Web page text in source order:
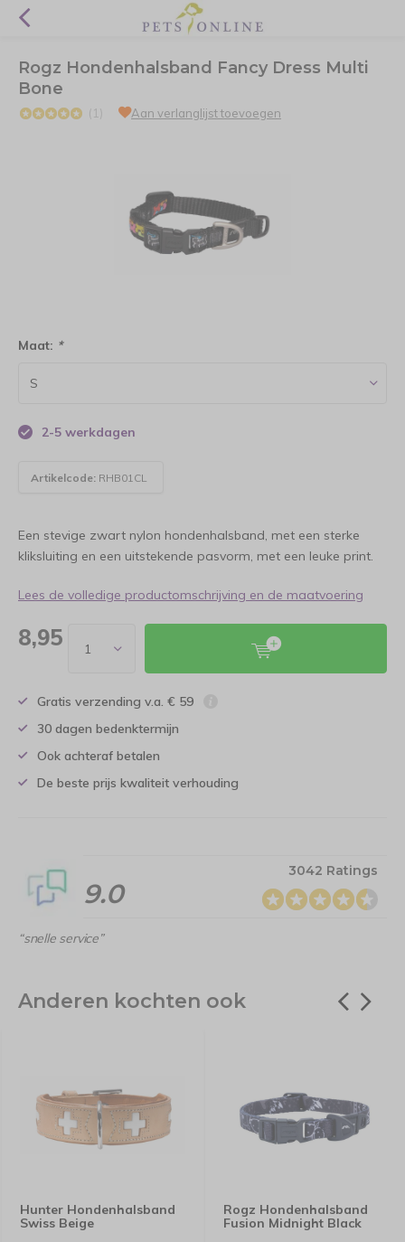
Rogz Hondenhalsband Fancy Dress Multi
Bone
(1) Aan verlanglijst toevoegen
Maat: *
2-5 werkdagen
Artikelcode: RHB01CL
Een stevige zwart nylon hondenhalsband, met een sterke
kliksluiting en een uitstekende pasvorm, met een leuke print.
Lees de volledige productomschrijving en de maatvoering
8,95
Gratis verzending v.a. € 59
30 dagen bedenktermijn
Ook achteraf betalen
De beste prijs kwaliteit verhouding
9.0
3042 Ratings
“snelle service”
Anderen kochten ook
Hunter Hondenhalsband
Swiss Beige
Rogz Hondenhalsband
Fusion Midnight Black